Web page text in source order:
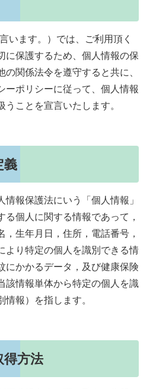
います。）では、ご利用頂く
に保護するため、個人情報の保
関係法令を遵守すると共に、
ーポリシーに従って、個人情報
うことを宣言いたします。
義
情報保護法にいう「個人情報」
る個人に関する情報であって，
，生年月日，住所，電話番号，
より特定の個人を識別できる情
にかかるデータ，及び健康保険
該情報単体から特定の個人を識
情報）を指します。
得方法